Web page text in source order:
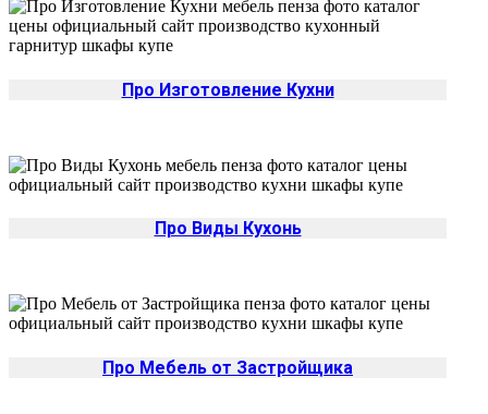
Про Изготовление Кухни
Про Виды Кухонь
Про Мебель от Застройщика